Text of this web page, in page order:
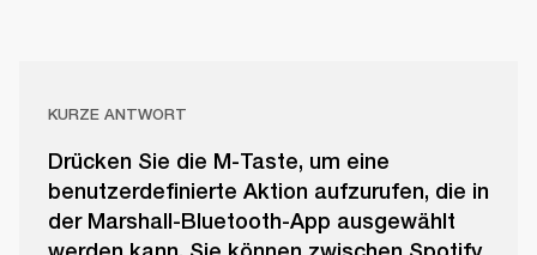
KURZE ANTWORT
Drücken Sie die M-Taste, um eine
benutzerdefinierte Aktion aufzurufen, die in
der Marshall-Bluetooth-App ausgewählt